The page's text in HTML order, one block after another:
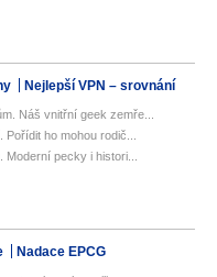
Nejlepší VPN – srovnání
Náš vnitřní geek zemře...
ho mohou rodič...
pecky i histori...
Nadace EPCG